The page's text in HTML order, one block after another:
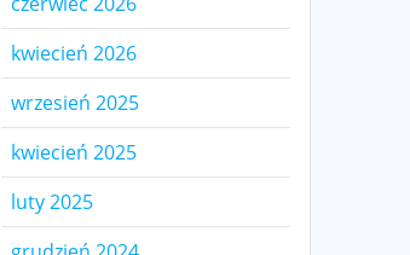
kwiecień 2026
wrzesień 2025
kwiecień 2025
luty 2025